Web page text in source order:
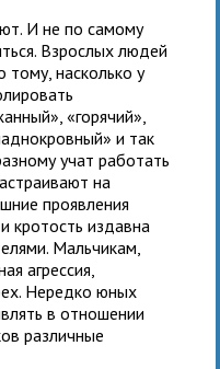
И не по самому
Взрослых людей
тому, насколько у
«горячий»,
и так
учат работать
на
проявления
кротость издавна
Мальчикам,
агрессия,
Нередко юных
в отношении
различные